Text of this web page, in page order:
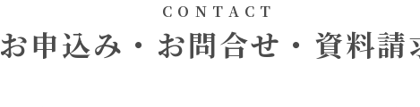
CONTACT
お申込み・お問合せ・資料請